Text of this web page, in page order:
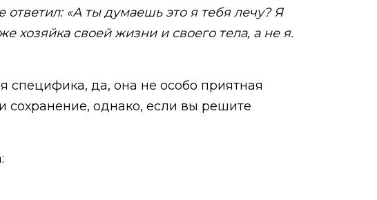
ответил: «А ты думаешь это я тебя лечу? Я
своей жизни и своего тела, а не я.
специфика, да, она не особо приятная
сохранение, однако, если вы решите